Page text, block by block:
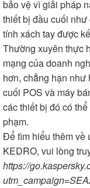
bảo vệ vì giải pháp
thiết bị đầu cuối
tính xách tay được
Thường xuyên thực
mạng của doanh
hơn, chẳng hạn như
cuối POS và máy
các thiết bị đó có
phạm.
Để tìm hiểu thêm về
KEDRO, vui lòng
https://